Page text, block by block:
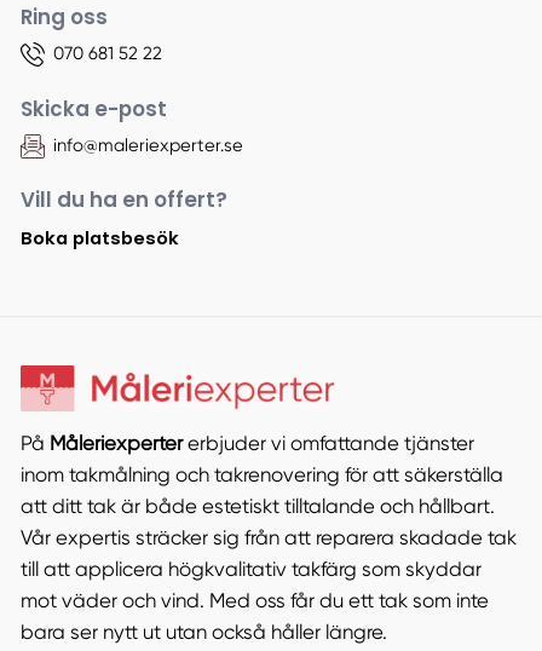
Ring oss
070 681 52 22
Skicka e-post
info@maleriexperter.se
Vill du ha en offert?
Boka platsbesök
På Måleriexpertererbjuder vi omfattande tjänster
inom takmålning och takrenovering för att säkerställa
att ditt tak är både estetiskt tilltalande och hållbart.
Vår expertis sträcker sig från att reparera skadade tak
till att applicera högkvalitativ takfärg som skyddar
mot väder och vind. Med oss får du ett tak som inte
bara ser nytt ut utan också håller längre.